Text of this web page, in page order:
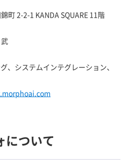
町 2-2-1 KANDA SQUARE 11階
、システムインテグレーション、
について